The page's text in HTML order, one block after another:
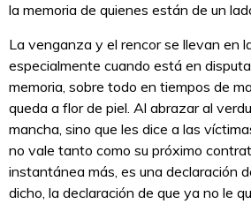
la memoria de quienes están de un
La venganza y el rencor se llevan en
especialmente cuando está en
memoria, sobre todo en tiempos de
queda a flor de piel. Al abrazar al
mancha, sino que les dice a las
no vale tanto como su próximo
instantánea más, es una declaración
dicho, la declaración de que ya no le